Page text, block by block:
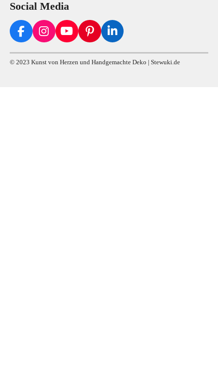
Social Media
F
c
e
I
s
t
Y
u
T
P
n
t
L
n
k
© 2023 Kunst von Herzen und Handgemachte Deko | Stewuki.de